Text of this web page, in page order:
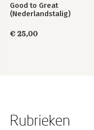
Good to Great
(Nederlandstalig)
€ 25,00
Rubrieken